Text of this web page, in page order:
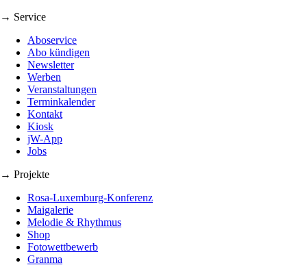
→ Service
Aboservice
Abo kündigen
Newsletter
Werben
Veranstaltungen
Terminkalender
Kontakt
Kiosk
jW-App
Jobs
→ Projekte
Rosa-Luxemburg-Konferenz
Maigalerie
Melodie & Rhythmus
Shop
Fotowettbewerb
Granma